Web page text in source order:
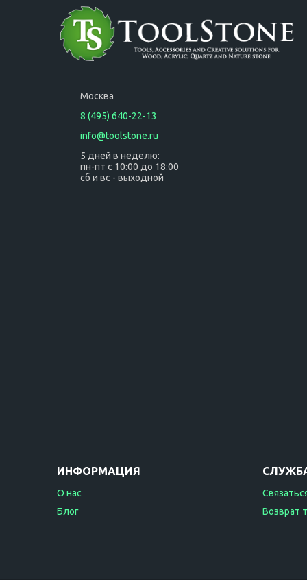
Москва
8 (495) 640-22-13
info@toolstone.ru
5 дней в неделю:
пн-пт с 10:00 до 18:00
сб и вс - выходной
ИНФОРМАЦИЯ
О нас
Блог
Возврат